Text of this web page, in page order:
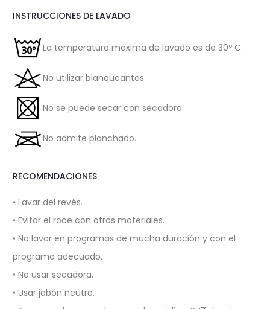
INSTRUCCIONES DE LAVADO
La temperatura máxima de lavado es de 30º C.
No utilizar blanqueantes.
No se puede secar con secadora.
No admite planchado.
RECOMENDACIONES
• Lavar del revés.
• Evitar el roce con otros materiales.
• No lavar en programas de mucha duración y con el
programa adecuado.
• No usar secadora.
• Usar jabón neutro.